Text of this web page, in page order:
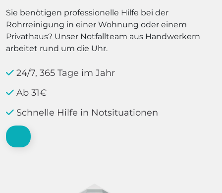
Sie benötigen professionelle Hilfe bei der
Rohrreinigung in einer Wohnung oder einem
Privathaus? Unser Notfallteam aus Handwerkern
arbeitet rund um die Uhr.
24/7, 365 Tage im Jahr
Ab 31€
Schnelle Hilfe in Notsituationen